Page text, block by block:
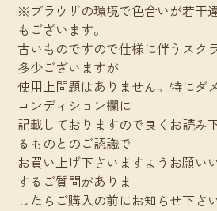
※ブラウザの環境で色合いが若干
もございます。
古いものですので仕様に伴うスク
多少ございますが
使用上問題はありません。特にダ
コンディション欄に
記載しておりますので良くお読み
るものとのご認識で
お買い上げ下さいますようお願い
するご質問がありま
したらご購入の前にお知らせ下さい